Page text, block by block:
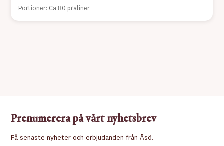
Portioner: Ca 80 praliner
Prenumerera på vårt nyhetsbrev
Få senaste nyheter och erbjudanden från Åsö.